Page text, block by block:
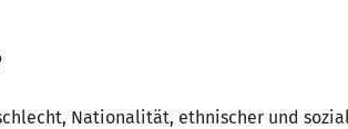
Nationalität, ethnischer und